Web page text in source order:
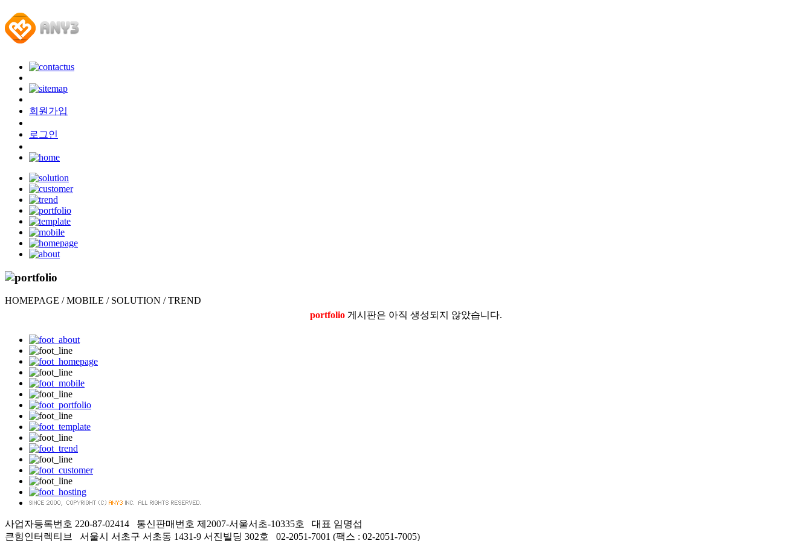
회원가입
로그인
HOMEPAGE / MOBILE / SOLUTION / TREND
portfolio 게시판은 아직 생성되지 않았습니다.
사업자등록번호 220-87-02414 통신판매번호 제2007-서울서초-10335호 대표 임명섭
큰힘인터렉티브 서울시 서초구 서초동 1431-9 서진빌딩 302호 02-2051-7001 (팩스 : 02-2051-7005)